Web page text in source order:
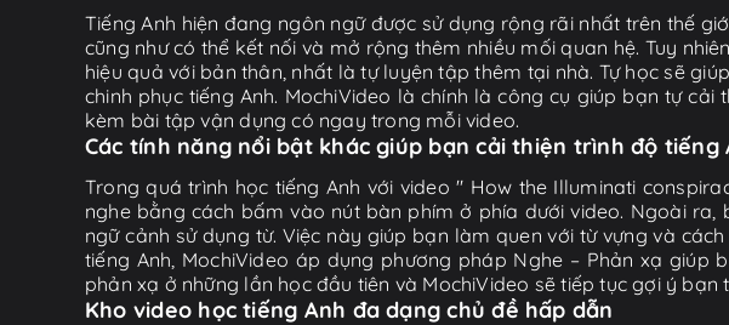
Tiếng Anh hiện đang ngôn ngữ được sử dụng rộng rãi nhất trên thế
cũng như có thể kết nối và mở rộng thêm nhiều mối quan hệ. Tuy
hiệu quả với bản thân, nhất là tự luyện tập thêm tại nhà. Tự học sẽ
chinh phục tiếng Anh. MochiVideo là chính là công cụ giúp bạn tự
kèm bài tập vận dụng có ngay trong mỗi video.
Các tính năng nổi bật khác giúp bạn cải thiện trình độ tiếng
Trong quá trình học tiếng Anh với video " How the Illuminati
nghe bằng cách bấm vào nút bàn phím ở phía dưới video. Ngoài
ngữ cảnh sử dụng từ. Việc này giúp bạn làm quen với từ vựng và
tiếng Anh, MochiVideo áp dụng phương pháp Nghe – Phản xạ
phản xạ ở những lần học đầu tiên và MochiVideo sẽ tiếp tục gợi ý bạn
Kho video học tiếng Anh đa dạng chủ đề hấp dẫn